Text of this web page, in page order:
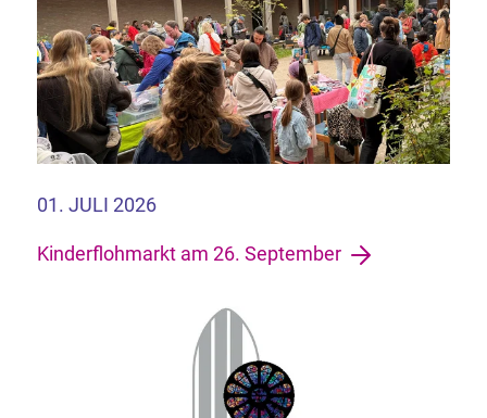
01. JULI 2026
Kinderflohmarkt am 26. September